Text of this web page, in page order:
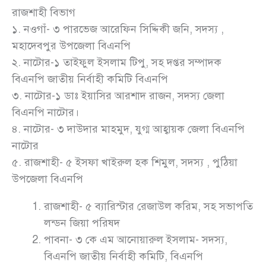
রাজশাহী বিভাগ
১. নওগাঁ- ৩ পারভেজ আরেফিন সিদ্দিকী জনি, সদস্য ,
মহাদেবপুর উপজেলা বিএনপি
২. নাটোর-১ তাইফুল ইসলাম টিপু, সহ দপ্তর সম্পাদক
বিএনপি জাতীয় নির্বাহী কমিটি বিএনপি
৩. নাটোর-১ ডাঃ ইয়াসির আরশাদ রাজন, সদস্য জেলা
বিএনপি নাটোর।
৪. নাটোর- ৩ দাউদার মাহমুদ, যুগ্ম আহ্বায়ক জেলা বিএনপি
নাটোর
৫. রাজশাহী- ৫ ইসফা খাইরুল হক শিমুল, সদস্য , পুঠিয়া
উপজেলা বিএনপি
রাজশাহী- ৫ ব্যারিস্টার রেজাউল করিম, সহ সভাপতি
লন্ডন জিয়া পরিষদ
পাবনা- ৩ কে এম আনোয়ারুল ইসলাম- সদস্য,
বিএনপি জাতীয় নির্বাহী কমিটি, বিএনপি